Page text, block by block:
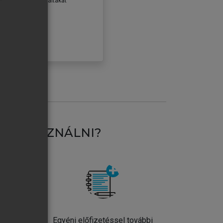
HASZNÁLNI?
Egyéni előfizetéssel további